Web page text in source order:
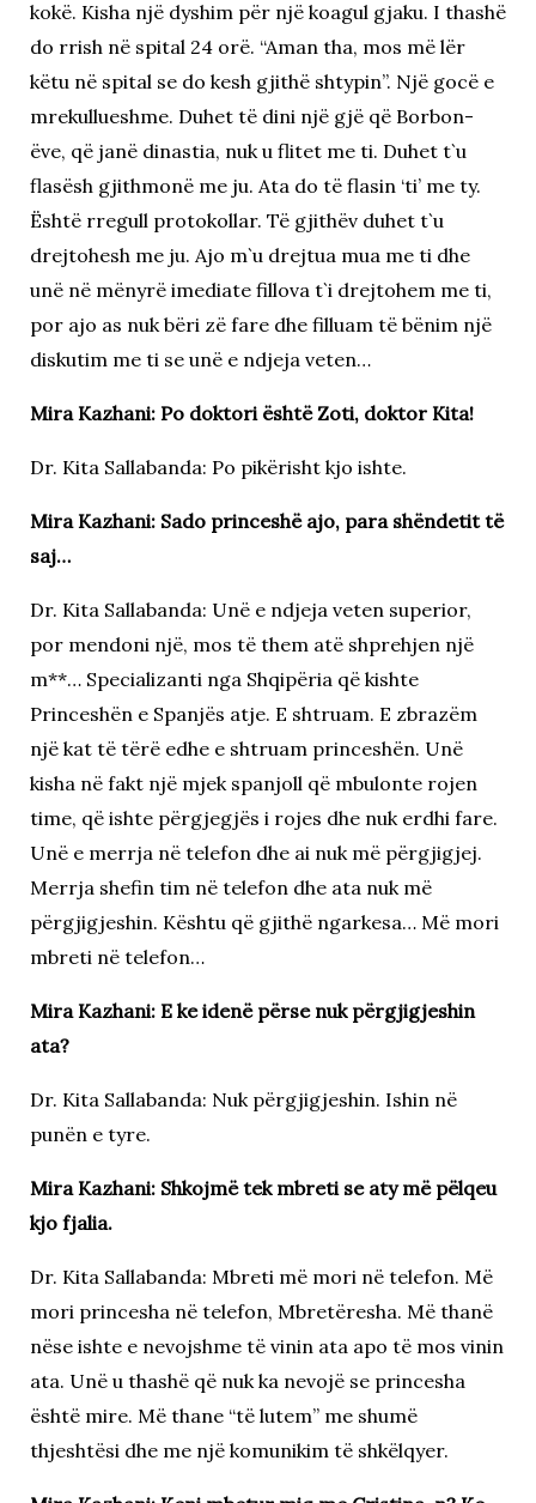
kokë. Kisha një dyshim për një koagul gjaku. I thashë
do rrish në spital 24 orë. “Aman tha, mos më lër
këtu në spital se do kesh gjithë shtypin”. Një gocë e
mrekullueshme. Duhet të dini një gjë që Borbon-
ëve, që janë dinastia, nuk u flitet me ti. Duhet t`u
flasësh gjithmonë me ju. Ata do të flasin ‘ti’ me ty.
Është rregull protokollar. Të gjithëv duhet t`u
drejtohesh me ju. Ajo m`u drejtua mua me ti dhe
unë në mënyrë imediate fillova t`i drejtohem me ti,
por ajo as nuk bëri zë fare dhe filluam të bënim një
diskutim me ti se unë e ndjeja veten…
Mira Kazhani: Po doktori është Zoti, doktor Kita!
Dr. Kita Sallabanda: Po pikërisht kjo ishte.
Mira Kazhani: Sado princeshë ajo, para shëndetit të
saj…
Dr. Kita Sallabanda: Unë e ndjeja veten superior,
por mendoni një, mos të them atë shprehjen një
m**… Specializanti nga Shqipëria që kishte
Princeshën e Spanjës atje. E shtruam. E zbrazëm
një kat të tërë edhe e shtruam princeshën. Unë
kisha në fakt një mjek spanjoll që mbulonte rojen
time, që ishte përgjegjës i rojes dhe nuk erdhi fare.
Unë e merrja në telefon dhe ai nuk më përgjigjej.
Merrja shefin tim në telefon dhe ata nuk më
përgjigjeshin. Kështu që gjithë ngarkesa… Më mori
mbreti në telefon…
Mira Kazhani: E ke idenë përse nuk përgjigjeshin
ata?
Dr. Kita Sallabanda: Nuk përgjigjeshin. Ishin në
punën e tyre.
Mira Kazhani: Shkojmë tek mbreti se aty më pëlqeu
kjo fjalia.
Dr. Kita Sallabanda: Mbreti më mori në telefon. Më
mori princesha në telefon, Mbretëresha. Më thanë
nëse ishte e nevojshme të vinin ata apo të mos vinin
ata. Unë u thashë që nuk ka nevojë se princesha
është mire. Më thane “të lutem” me shumë
thjeshtësi dhe me një komunikim të shkëlqyer.